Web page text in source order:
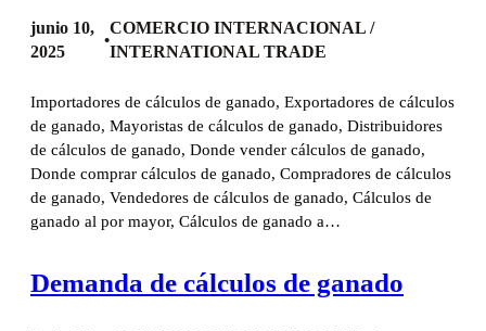
junio 10,
2025
•
COMERCIO INTERNACIONAL /
INTERNATIONAL TRADE
Importadores de cálculos de ganado, Exportadores de cálculos
de ganado, Mayoristas de cálculos de ganado, Distribuidores
de cálculos de ganado, Donde vender cálculos de ganado,
Donde comprar cálculos de ganado, Compradores de cálculos
de ganado, Vendedores de cálculos de ganado, Cálculos de
ganado al por mayor, Cálculos de ganado a…
Demanda de cálculos de ganado